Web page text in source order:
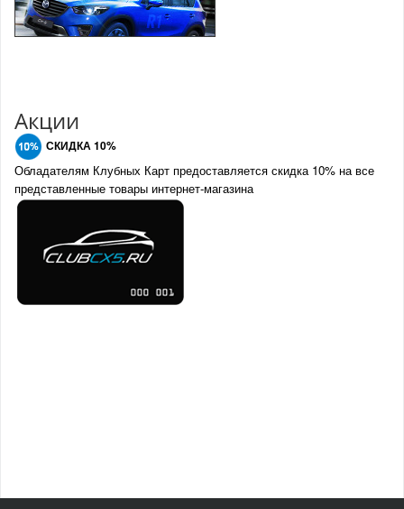
Акции
СКИДКА 10%
Обладателям Клубных Карт предоставляется скидка 10% на все
представленные товары интернет-магазина